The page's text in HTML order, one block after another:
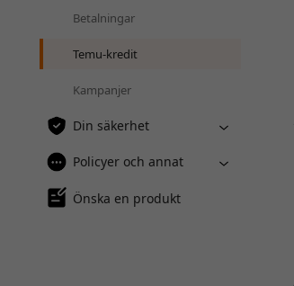
Betalningar
Temu-kredit
Kampanjer
Din säkerhet
Policyer och annat
Önska en produkt